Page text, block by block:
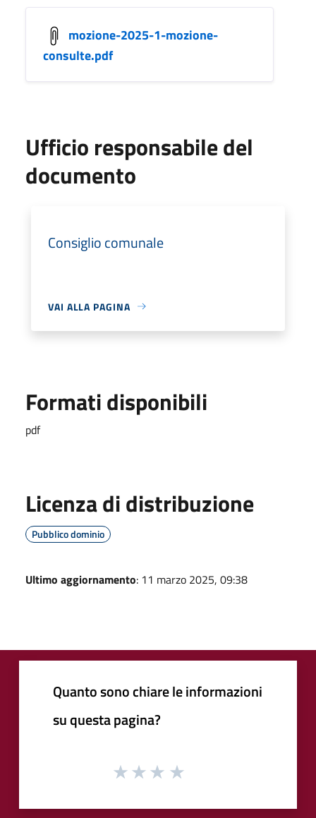
mozione-2025-1-mozione-
consulte.pdf
Ufficio responsabile del
documento
Consiglio comunale
VAI ALLA PAGINA
Formati disponibili
pdf
Licenza di distribuzione
Pubblico dominio
Ultimo aggiornamento: 11 marzo 2025, 09:38
Quanto sono chiare le informazioni
su questa pagina?